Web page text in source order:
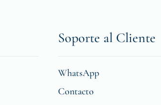
Soporte al Cliente
WhatsApp
Contacto